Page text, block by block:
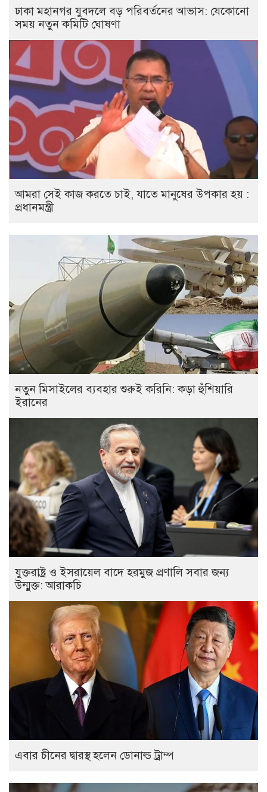
ঢাকা মহানগর যুবদলে বড় পরিবর্তনের আভাস: যেকোনো
সময় নতুন কমিটি ঘোষণা
আমরা সেই কাজ করতে চাই, যাতে মানুষের উপকার হয় :
প্রধানমন্ত্রী
নতুন মিসাইলের ব্যবহার শুরুই করিনি: কড়া হুঁশিয়ারি
ইরানের
যুক্তরাষ্ট্র ও ইসরায়েল বাদে হরমুজ প্রণালি সবার জন্য
উন্মুক্ত: আরাকচি
এবার চীনের দ্বারস্থ হলেন ডোনাল্ড ট্রাম্প